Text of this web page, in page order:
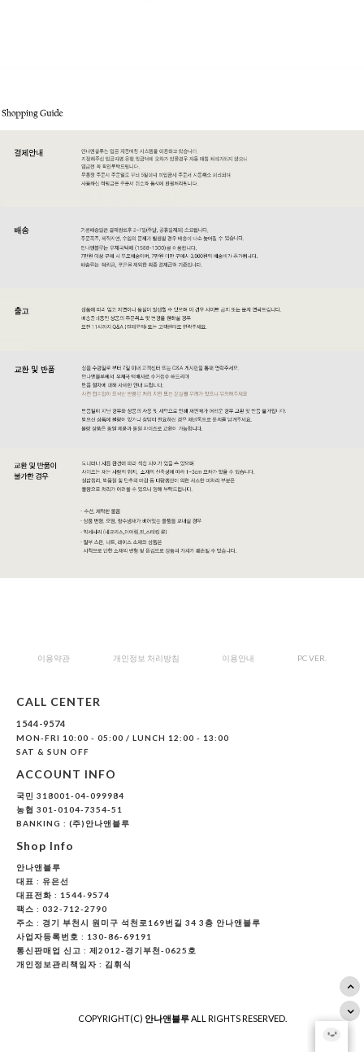
이용약관 개인정보 처리방침 이용안내 PC VER.
CALL CENTER
1544-9574
MON-FRI 10:00 - 05:00 / LUNCH 12:00 - 13:00
SAT & SUN OFF
ACCOUNT INFO
국민 318001-04-099984
농협 301-0104-7354-51
BANKING : (주)안나앤블루
Shop Info
안나앤블루
대표 : 유은선
대표전화 : 1544-9574
팩스 : 032-712-2790
주소 : 경기 부천시 원미구 석천로169번길 34 3층 안나앤블루
사업자등록번호 : 130-86-69191
통신판매업 신고 : 제2012-경기부천-0625호
개인정보관리책임자 : 김휘식
COPYRIGHT(C) 안나앤블루ALL RIGHTS RESERVED.